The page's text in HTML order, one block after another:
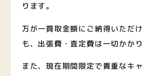
ります。
万が一買取金額にご納得いただ
も、出張費・査定費は一切かかり
また、現在期間限定で貴重なキ